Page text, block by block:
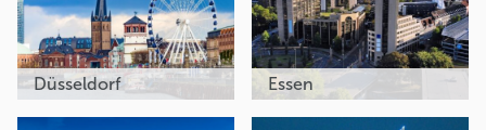
Düsseldorf Essen